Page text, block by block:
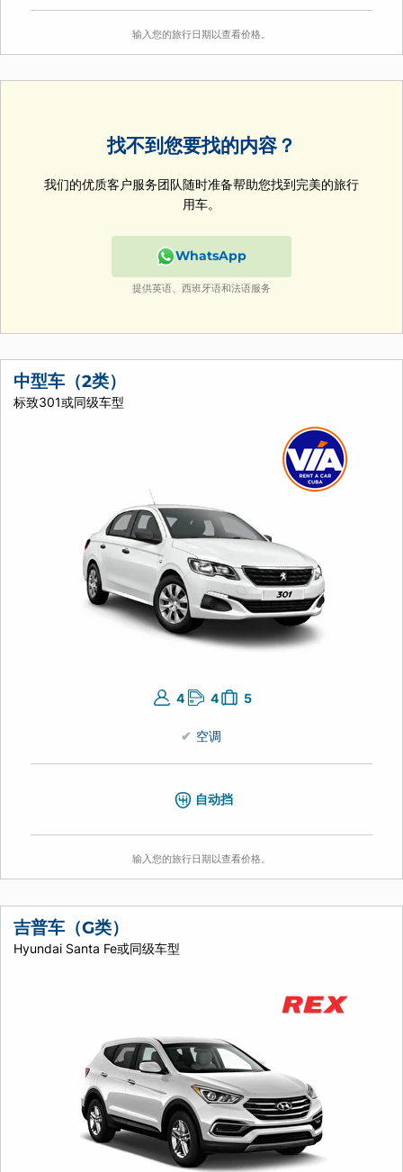
输入您的旅行日期以查看价格。
找不到您要找的内容？
我们的优质客户服务团队随时准备帮助您找到完美的旅行
用车。
WhatsApp
提供英语、西班牙语和法语服务
中型车（2类）
标致301或同级车型
4 4 5
空调
自动挡
输入您的旅行日期以查看价格。
吉普车（G类）
Hyundai Santa Fe或同级车型